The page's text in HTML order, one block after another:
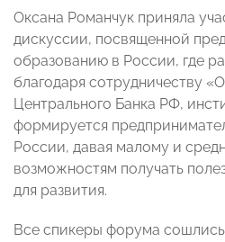
Оксана Романчук приняла
дискуссии, посвященной
образованию в России, где
благодаря сотрудничеству
Центрального Банка РФ,
формируется
России, давая малому и
возможностям получать
для развития.
Все спикеры форума